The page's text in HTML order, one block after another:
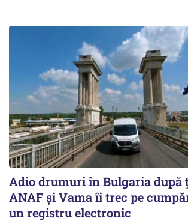
Adio drumuri în Bulgaria după
ANAF și Vama îi trec pe
un registru electronic